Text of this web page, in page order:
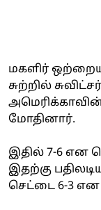
மகளிர்
சுற்றில்
மோதினார்.
இதில் 7-6 என
இதற்கு
செட்டை 6-3